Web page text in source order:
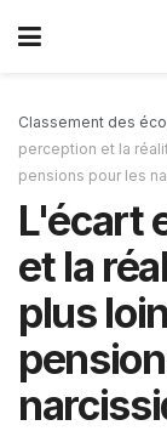
Classement des
perception et la
pensions pour les
L'écart
et la
plus